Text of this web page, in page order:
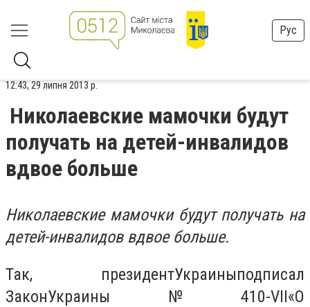
Рус
12:43, 29 липня 2013 р.
Николаевские мамочки будут
получать на детей-инвалидов
вдвое больше
Николаевские мамочки будут получать на
детей-инвалидов вдвое больше.
Так, президентУкраиныподписал
ЗаконУкраины № 410-VII«О